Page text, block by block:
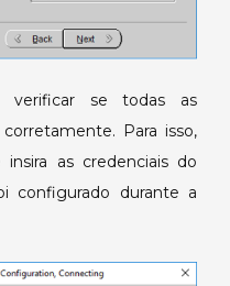
se todas as
Para isso,
insira as credenciais do
configurado durante a